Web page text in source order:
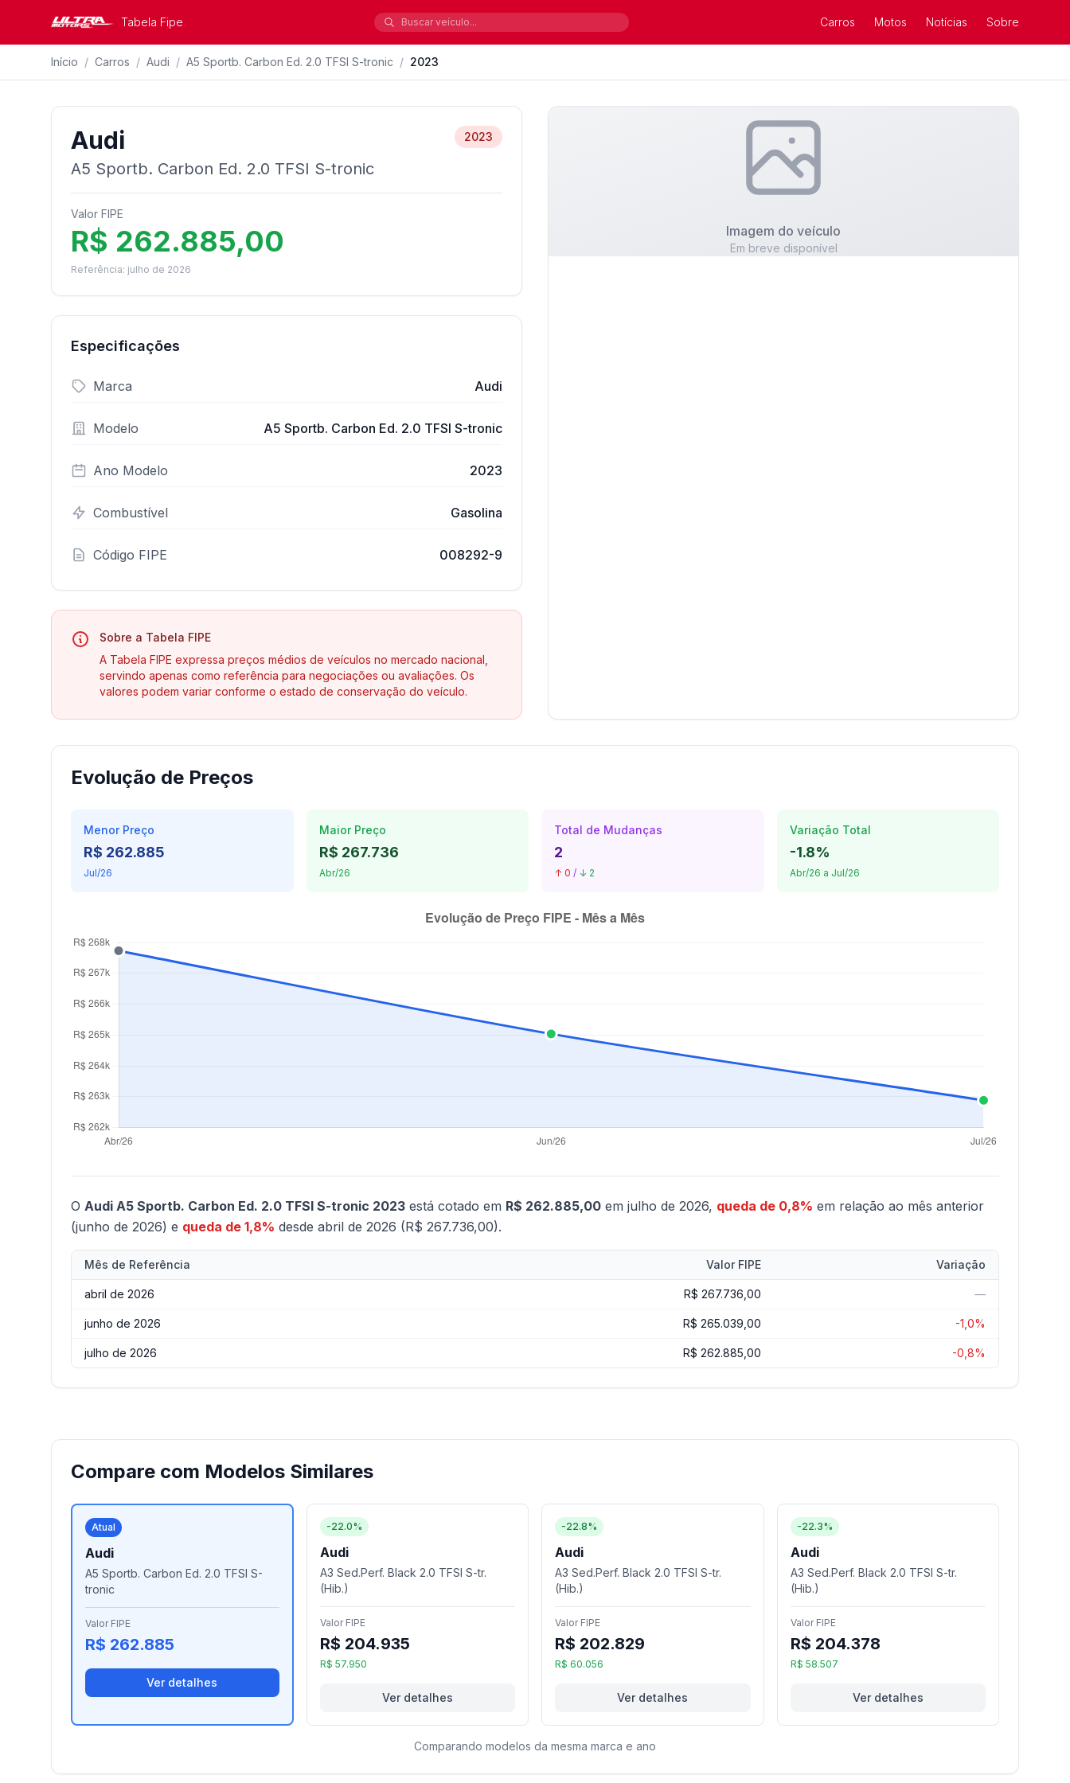
Tabela Fipe Carros Motos Notícias Sobre
Início / Carros / Audi / A5 Sportb. Carbon Ed. 2.0 TFSI S-tronic / 2023
Audi
A5 Sportb. Carbon Ed. 2.0 TFSI S-tronic
2023
Valor FIPE
R$ 262.885,00
Referência: julho de 2026
Especificações
Marca Audi
Modelo A5 Sportb. Carbon Ed. 2.0 TFSI S-tronic
Ano Modelo 2023
Combustível Gasolina
Código FIPE 008292-9
Sobre a Tabela FIPE
A Tabela FIPE expressa preços médios de veículos no mercado nacional,
servindo apenas como referência para negociações ou avaliações. Os
valores podem variar conforme o estado de conservação do veículo.
Imagem do veículo
Em breve disponível
Evolução de Preços
Menor Preço
R$ 262.885
Jul/26
Maior Preço
R$ 267.736
Abr/26
Total de Mudanças
2
↑ 0 / ↓ 2
Variação Total
-1.8%
Abr/26 a Jul/26
O Audi A5 Sportb. Carbon Ed. 2.0 TFSI S-tronic 2023 está cotado em R$ 262.885,00 em julho de 2026, queda de 0,8% em relação ao mês anterior
(junho de 2026) e queda de 1,8% desde abril de 2026 (R$ 267.736,00).
Mês de Referência Valor FIPE Variação
abril de 2026 R$ 267.736,00 —
junho de 2026 R$ 265.039,00 -1,0%
julho de 2026 R$ 262.885,00 -0,8%
Compare com Modelos Similares
Atual
Audi
A5 Sportb. Carbon Ed. 2.0 TFSI S-
tronic
Valor FIPE
R$ 262.885
Ver detalhes
-22.0%
Audi
A3 Sed.Perf. Black 2.0 TFSI S-tr.
(Hib.)
Valor FIPE
R$ 204.935
R$ 57.950
Ver detalhes
-22.8%
Audi
A3 Sed.Perf. Black 2.0 TFSI S-tr.
(Hib.)
Valor FIPE
R$ 202.829
R$ 60.056
Ver detalhes
-22.3%
Audi
A3 Sed.Perf. Black 2.0 TFSI S-tr.
(Hib.)
Valor FIPE
R$ 204.378
R$ 58.507
Ver detalhes
Comparando modelos da mesma marca e ano